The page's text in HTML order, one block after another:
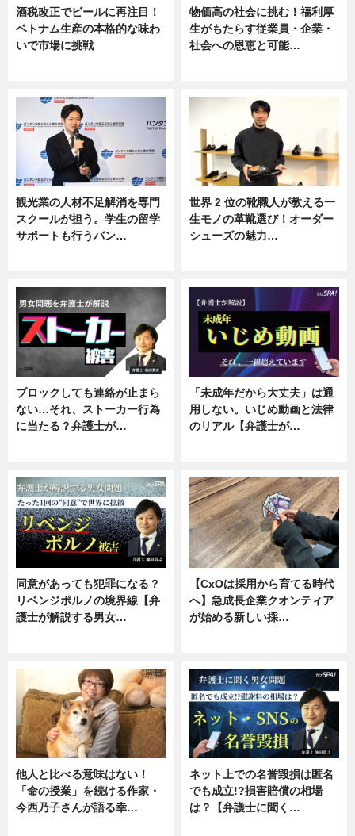
酒税改正でビールに再注目！
ベトナム生産の本格的な味わ
いで市場に挑戦
物価高の社会に挑む！福利厚
生がもたらす従業員・企業・
社会への恩恵と可能…
観光業の人材不足解消を専門
スクールが担う。学生の留学
サポートも行うバン…
世界 2 位の靴職人が教える一
生モノの革靴選び！オーダー
シューズの魅力…
ブロックしても連絡が止まら
ない…それ、ストーカー行為
に当たる？弁護士が…
「未成年だから大丈夫」は通
用しない。いじめ動画と法律
のリアル【弁護士が…
同意があっても犯罪になる？
リベンジポルノの境界線【弁
護士が解説する男女…
【CxOは採用から育てる時代
へ】急成長企業クオンティア
が始める新しい採…
他人と比べる意味はない！
「命の授業」を続ける作家・
今西乃子さんが語る幸…
ネット上での名誉毀損は匿名
でも成立!?損害賠償の相場
は？【弁護士に聞く…